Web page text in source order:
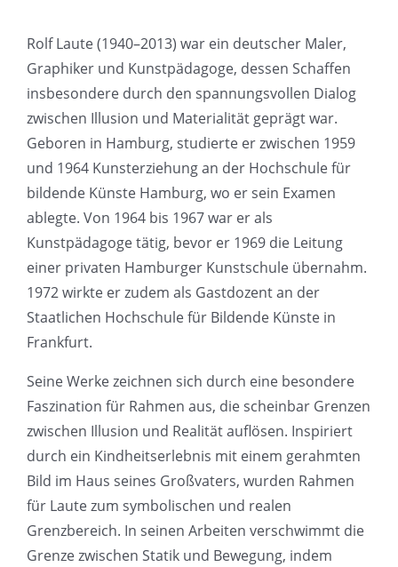
Rolf Laute (1940–2013) war ein deutscher Maler,
Graphiker und Kunstpädagoge, dessen Schaffen
insbesondere durch den spannungsvollen Dialog
zwischen Illusion und Materialität geprägt war.
Geboren in Hamburg, studierte er zwischen 1959
und 1964 Kunsterziehung an der Hochschule für
bildende Künste Hamburg, wo er sein Examen
ablegte. Von 1964 bis 1967 war er als
Kunstpädagoge tätig, bevor er 1969 die Leitung
einer privaten Hamburger Kunstschule übernahm.
1972 wirkte er zudem als Gastdozent an der
Staatlichen Hochschule für Bildende Künste in
Frankfurt.
Seine Werke zeichnen sich durch eine besondere
Faszination für Rahmen aus, die scheinbar Grenzen
zwischen Illusion und Realität auflösen. Inspiriert
durch ein Kindheitserlebnis mit einem gerahmten
Bild im Haus seines Großvaters, wurden Rahmen
für Laute zum symbolischen und realen
Grenzbereich. In seinen Arbeiten verschwimmt die
Grenze zwischen Statik und Bewegung, indem